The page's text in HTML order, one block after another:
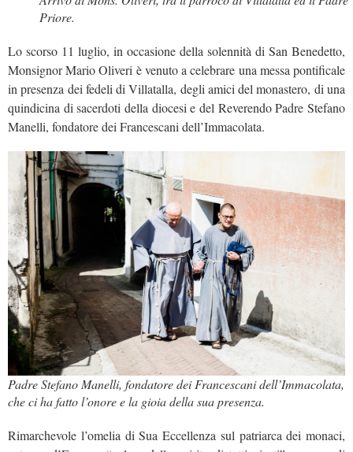
Priore.
Lo scorso 11 luglio, in occasione della solennità di San Benedetto,
Monsignor Mario Oliveri è venuto a celebrare una messa pontificale
in presenza dei fedeli di Villatalla, degli amici del monastero, di una
quindicina di sacerdoti della diocesi e del Reverendo Padre Stefano
Manelli, fondatore dei Francescani dell’Immacolata.
Padre Stefano Manelli, fondatore dei Francescani dell’Immacolata,
che ci ha fatto l’onore e la gioia della sua presenza.
Rimarchevole l’omelia di Sua Eccellenza sul patriarca dei monaci,